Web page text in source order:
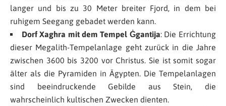
langer und bis zu 30 Meter breiter Fjord, in dem bei
ruhigem Seegang gebadet werden kann.
Dorf Xaghra mit dem Tempel Ġgantija: Die Errichtung
dieser Megalith-Tempelanlage geht zurück in die Jahre
zwischen 3600 bis 3200 vor Christus. Sie ist somit sogar
älter als die Pyramiden in Ägypten. Die Tempelanlagen
sind beeindruckende Gebilde aus Stein, die
wahrscheinlich kultischen Zwecken dienten.